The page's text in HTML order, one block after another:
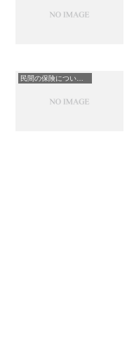
民間の保険について考える